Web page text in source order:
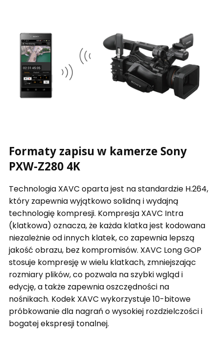
Formaty zapisu w kamerze Sony
PXW-Z280 4K
Technologia XAVC oparta jest na standardzie H.264,
który zapewnia wyjątkowo solidną i wydajną
technologię kompresji. Kompresja XAVC Intra
(klatkowa) oznacza, że każda klatka jest kodowana
niezależnie od innych klatek, co zapewnia lepszą
jakość obrazu, bez kompromisów. XAVC Long GOP
stosuje kompresję w wielu klatkach, zmniejszając
rozmiary plików, co pozwala na szybki wgląd i
edycję, a także zapewnia oszczędności na
nośnikach. Kodek XAVC wykorzystuje 10-bitowe
próbkowanie dla nagrań o wysokiej rozdzielczości i
bogatej ekspresji tonalnej.